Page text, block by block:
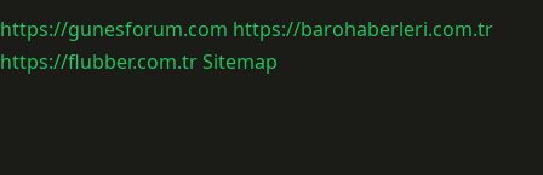
https://gunesforum.com https://barohaberleri.com.tr
https://flubber.com.trSitemap